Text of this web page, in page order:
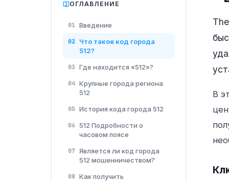
ОГЛАВЛЕНИЕ
01 Введение
02
Что такое код города
512?
03 Где находится «512»?
04 Крупные города региона
512
05 История кода города 512
06
512 Подробности о
часовом поясе
07 Является ли код города
512 мошенничеством?
08 Как получить
В